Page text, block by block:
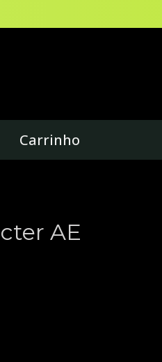
Carrinho
AE